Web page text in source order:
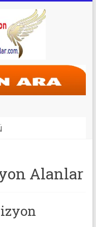
Alanlar